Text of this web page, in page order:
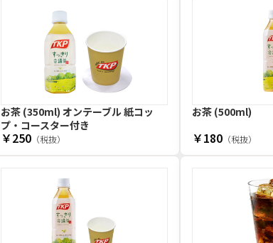
お茶 (350ml) オンテーブル 紙コッ
プ・コースター付き
￥250 （税抜）
お茶 (500ml)
￥180 （税抜）